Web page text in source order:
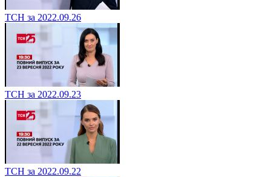
ТСН за 2022.09.26
ТСН за 2022.09.23
ТСН за 2022.09.22